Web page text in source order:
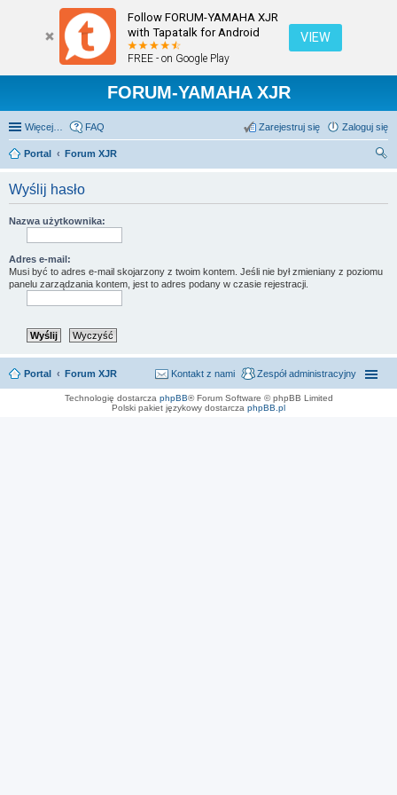
Follow FORUM-YAMAHA XJR
with Tapatalk for Android
FREE - on Google Play
VIEW
FORUM-YAMAHA XJR
Więcej… FAQ Zaloguj się
Zarejestruj się
Portal
Forum XJR
Wyślij hasło
Nazwa użytkownika:
Adres e-mail:
Musi być to adres e-mail skojarzony z twoim kontem. Jeśli nie był zmieniany z poziomu
panelu zarządzania kontem, jest to adres podany w czasie rejestracji.
Portal Forum XJR Zespół administracyjny
Kontakt z nami
Technologię dostarcza phpBB® Forum Software © phpBB Limited
Polski pakiet językowy dostarcza phpBB.pl